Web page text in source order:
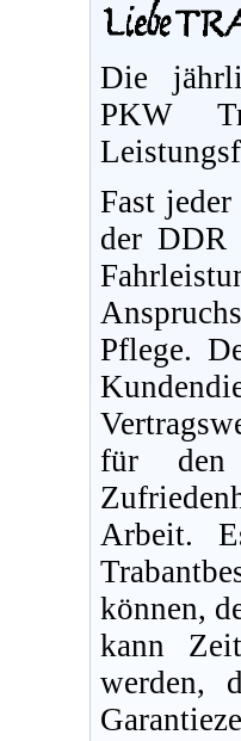
Die
PKW
Fast
der DDR
Pflege.
für den
Arbeit.
können,
kann
werden,